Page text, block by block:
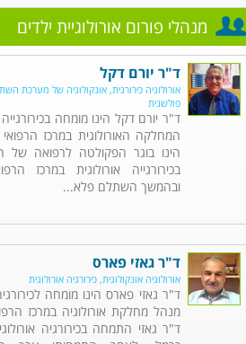
מנהלי פורום אורולוגיית ילדים
ד"ר יורם דקל
אורולוגיה כירורגית, אונקולוגיה של מערכת
פולשנית
ד"ר יורם דקל הינו מומחה בכירורגייה
המחלקה האורולוגית במרכז
הינו בוגר הפקולטה לרפואה של
בכירורגייה אורולוגית במרכז
ובהמשך השתלם פלא...
ד"ר גאזי פארס
אורולוגיה אונקולוגית, כירורגיה אורולוגית
ד"ר גאזי פארס הינו מומחה
מנהל מחלקת אורולוגיה במרכז
ד"ר גאזי התמחה בכירורגיה